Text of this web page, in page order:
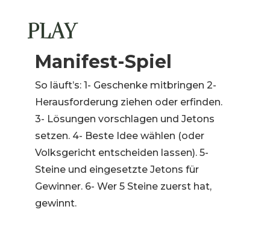
PLAY
Manifest-Spiel
So läuft’s: 1- Geschenke mitbringen 2-
Herausforderung ziehen oder erfinden.
3- Lösungen vorschlagen und Jetons
setzen. 4- Beste Idee wählen (oder
Volksgericht entscheiden lassen). 5-
Steine und eingesetzte Jetons für
Gewinner. 6- Wer 5 Steine zuerst hat,
gewinnt.